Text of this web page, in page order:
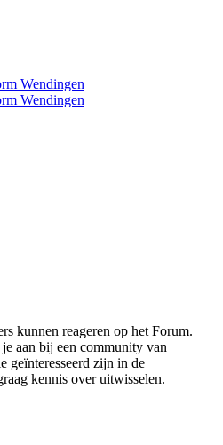
kunnen reageren op het Forum.
aan bij een community van
geïnteresseerd zijn in de
kennis over uitwisselen.